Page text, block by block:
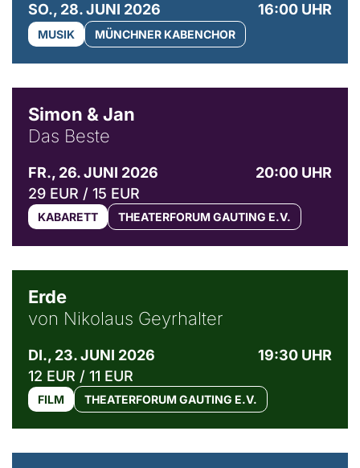
SO., 28. JUNI 2026 16:00 UHR
MUSIK MÜNCHNER KABENCHOR
Simon & Jan
Das Beste
FR., 26. JUNI 2026
20:00 UHR
29 EUR / 15 EUR
KABARETT THEATERFORUM GAUTING E.V.
Erde
von Nikolaus Geyrhalter
DI., 23. JUNI 2026
19:30 UHR
12 EUR / 11 EUR
FILM THEATERFORUM GAUTING E.V.